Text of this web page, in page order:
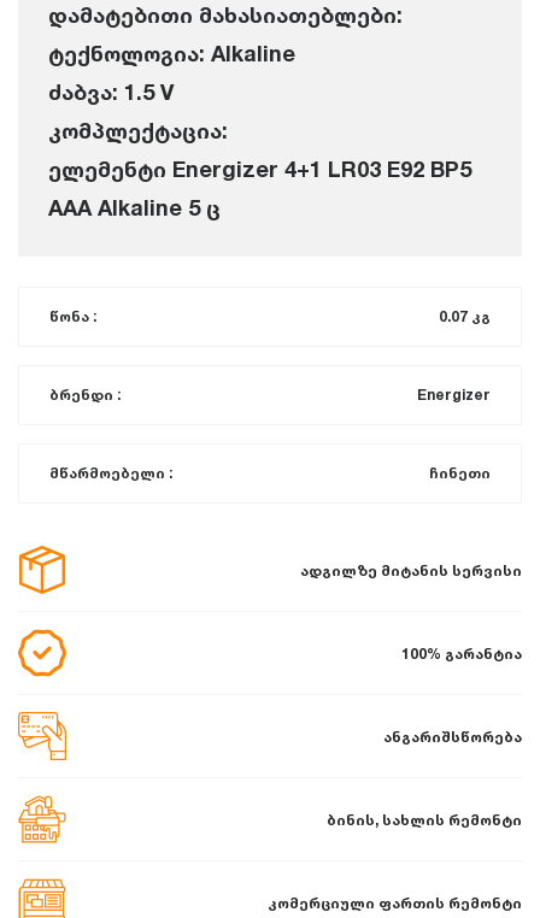
დამატებითი მახასიათებლები:
ტექნოლოგია: Alkaline
ძაბვა: 1.5 V
კომპლექტაცია:
ელემენტი Energizer 4+1 LR03 E92 BP5
AAA Alkaline 5 ც
წონა : 0.07 კგ
ბრენდი : Energizer
მწარმოებელი : ჩინეთი
ადგილზე მიტანის სერვისი
100% გარანტია
ანგარიშსწორება
ბინის, სახლის რემონტი
კომერციული ფართის რემონტი